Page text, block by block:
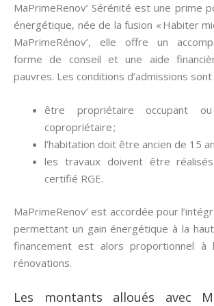
MaPrimeRenov’ Sérénité est une prime
énergétique, née de la fusion « Habiter
MaPrimeRénov’, elle offre un
forme de conseil et une aide
pauvres. Les conditions d’admissions
être propriétaire occupant
copropriétaire ;
l’habitation doit être ancien de 15
les travaux doivent être
certifié RGE.
MaPrimeRenov’ est accordée pour
permettant un gain énergétique à la
financement est alors proportionnel
rénovations.
Les montants alloués avec